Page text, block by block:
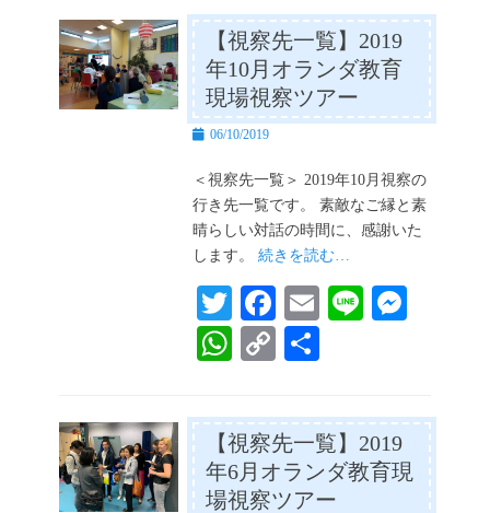
er
ts
A
pp
y
Li
nk
【視察先一覧】2019
年10月オランダ教育
現場視察ツアー
投
日
06/10/2019
＜視察先一覧＞ 2019年10月視察の
行き先一覧です。 素敵なご縁と素
晴らしい対話の時間に、感謝いた
します。続きを読む…
T
wi
tte
r
Fa
ce
bo
ok
E
Li
ng
er
W
ts
A
pp
C
y
Li
nk
【視察先一覧】2019
年6月オランダ教育現
場視察ツアー